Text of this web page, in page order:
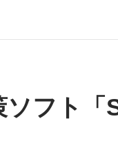
ソフト「